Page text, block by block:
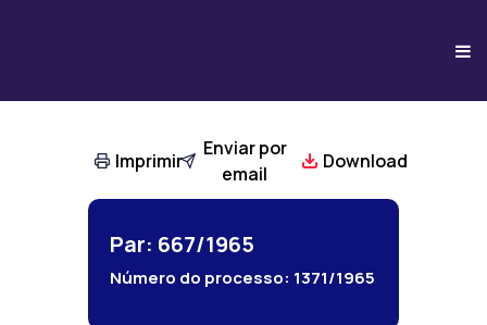
Imprimir
Enviar por
email
Download
Par: 667/1965
Número do processo: 1371/1965